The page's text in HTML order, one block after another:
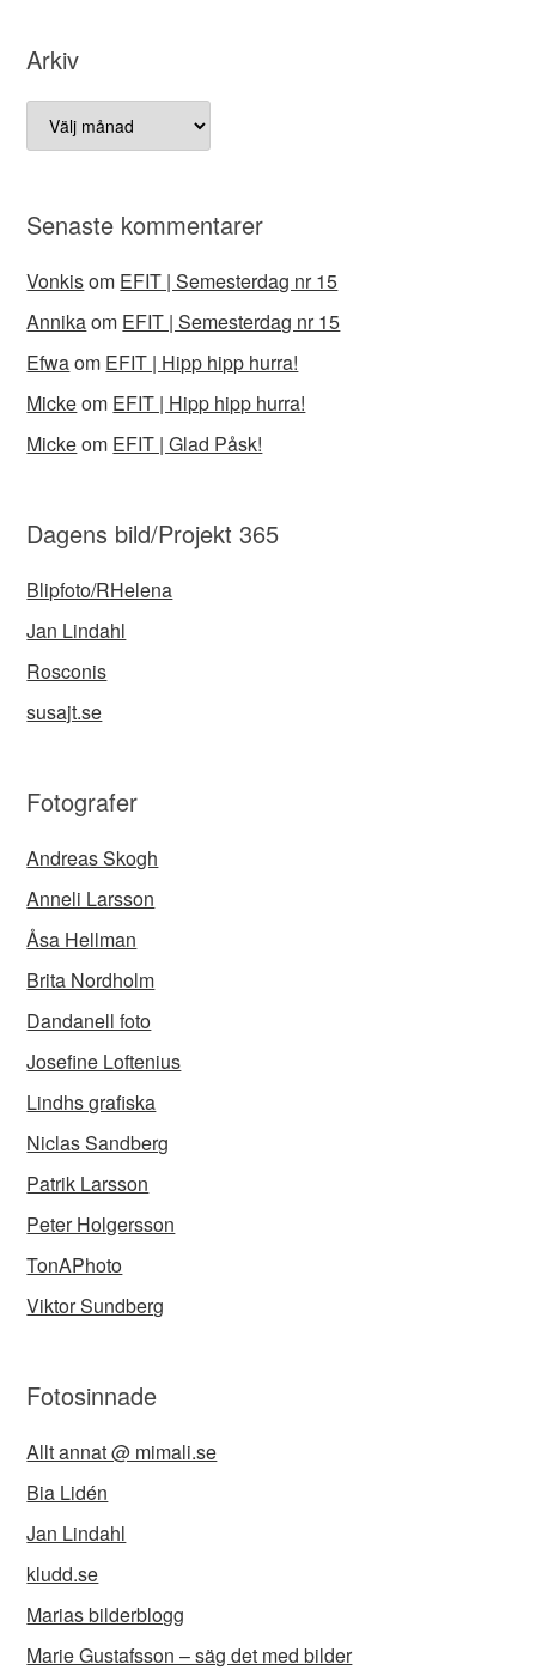
Arkiv
Arkiv
Senaste kommentarer
Vonkisom EFIT | Semesterdag nr 15
Annikaom EFIT | Semesterdag nr 15
Efwaom EFIT | Hipp hipp hurra!
Mickeom EFIT | Hipp hipp hurra!
Mickeom EFIT | Glad Påsk!
Dagens bild/Projekt 365
Blipfoto/RHelena
Jan Lindahl
Rosconis
susajt.se
Fotografer
Andreas Skogh
Anneli Larsson
Åsa Hellman
Brita Nordholm
Dandanell foto
Josefine Loftenius
Lindhs grafiska
Niclas Sandberg
Patrik Larsson
Peter Holgersson
TonAPhoto
Viktor Sundberg
Fotosinnade
Allt annat @ mimali.se
Bia Lidén
Jan Lindahl
kludd.se
Marias bilderblogg
Marie Gustafsson – säg det med bilder